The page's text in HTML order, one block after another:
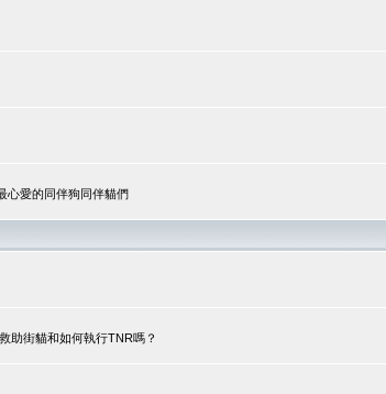
心愛的同伴狗同伴貓們
助街貓和如何執行TNR嗎？